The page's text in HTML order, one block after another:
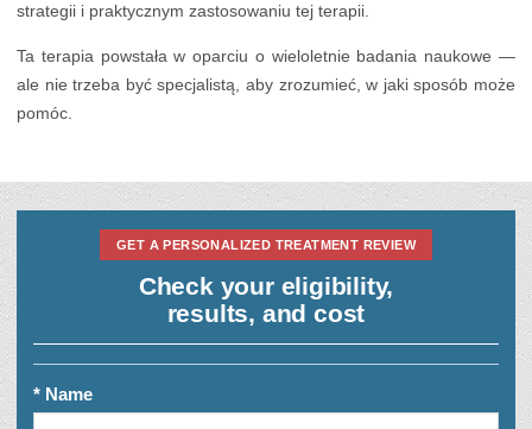
strategii i praktycznym zastosowaniu tej terapii.
Ta terapia powstała w oparciu o wieloletnie badania naukowe —
ale nie trzeba być specjalistą, aby zrozumieć, w jaki sposób może
pomóc.
GET A PERSONALIZED TREATMENT REVIEW
Check your eligibility,
results, and cost
* Name